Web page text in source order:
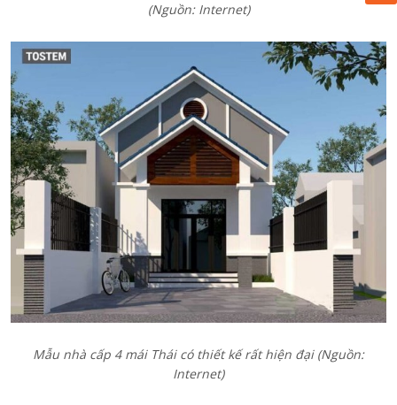
(Nguồn: Internet)
Mẫu nhà cấp 4 mái Thái có thiết kế rất hiện đại (Nguồn:
Internet)